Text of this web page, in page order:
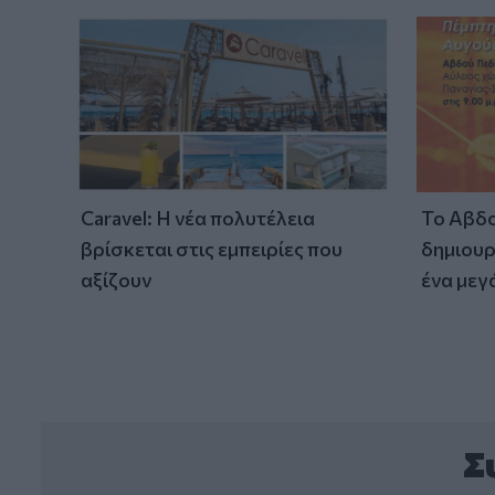
Caravel: Η νέα πολυτέλεια
βρίσκεται στις εμπειρίες που
αξίζουν
Το
ένα